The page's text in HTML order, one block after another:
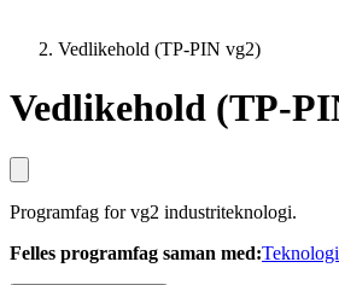
Vedlikehold (TP-PIN vg2)
Vedlikehold (TP-
Programfag for vg2 industriteknologi.
Felles programfag saman med: